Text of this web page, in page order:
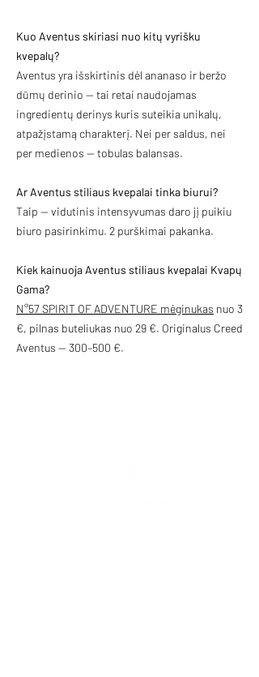
Kuo Aventus skiriasi nuo kitų vyrišku
kvepalų?
Aventus yra išskirtinis dėl ananaso ir beržo
dūmų derinio — tai retai naudojamas
ingredientų derinys kuris suteikia unikalų,
atpažįstamą charakterį. Nei per saldus, nei
per medienos — tobulas balansas.
Ar Aventus stiliaus kvepalai tinka biurui?
Taip — vidutinis intensyvumas daro jį puikiu
biuro pasirinkimu. 2 purškimai pakanka.
Kiek kainuoja Aventus stiliaus kvepalai Kvapų
Gama?
N°57 SPIRIT OF ADVENTURE mėginukas nuo 3
€, pilnas buteliukas nuo 29 €. Originalus Creed
Aventus — 300–500 €.